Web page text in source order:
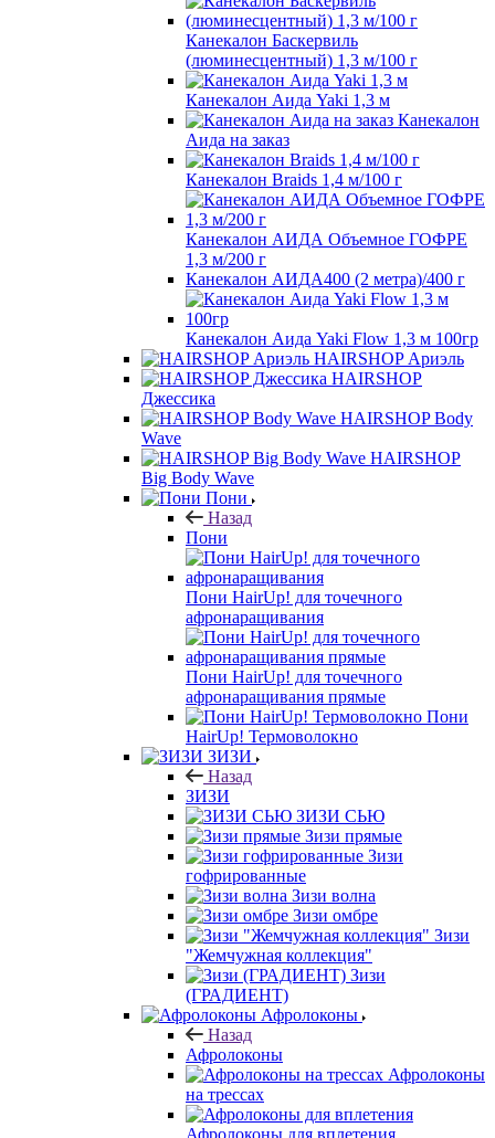
Канекалон Баскервиль
(люминесцентный) 1,3 м/100 г
Канекалон Аида Yaki 1,3 м
Канекалон
Аида на заказ
Канекалон Braids 1,4 м/100 г
Канекалон АИДА Объемное ГОФРЕ
1,3 м/200 г
Канекалон АИДА400 (2 метра)/400 г
Канекалон Аида Yaki Flow 1,3 м 100гр
HAIRSHOP Ариэль
HAIRSHOP
Джессика
HAIRSHOP Body
Wave
HAIRSHOP
Big Body Wave
Пони
Назад
Пони
Пони HairUp! для точечного
афронаращивания
Пони HairUp! для точечного
афронаращивания прямые
Пони
HairUp! Термоволокно
ЗИЗИ
Назад
ЗИЗИ
ЗИЗИ СЬЮ
Зизи прямые
Зизи
гофрированные
Зизи волна
Зизи омбре
Зизи
"Жемчужная коллекция"
Зизи
(ГРАДИЕНТ)
Афролоконы
Назад
Афролоконы
Афролоконы
на трессах
Афролоконы для вплетения